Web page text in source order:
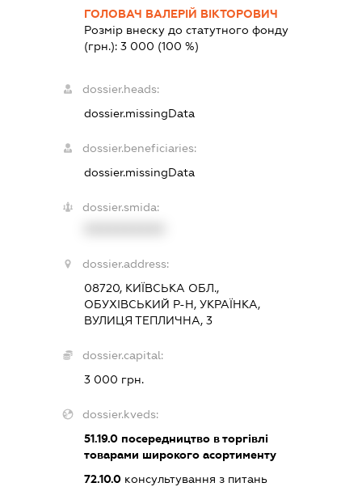
ГОЛОВАЧ ВАЛЕРІЙ ВІКТОРОВИЧ
Розмір внеску до статутного фонду
(грн.):3 000 (100 %)
dossier.heads:
dossier.missingData
dossier.beneficiaries:
dossier.missingData
dossier.smida:
dossier.address:
08720, КИЇВСЬКА ОБЛ.,
ОБУХІВСЬКИЙ Р-Н, УКРАЇНКА,
ВУЛИЦЯ ТЕПЛИЧНА, 3
dossier.capital:
3 000 грн.
dossier.kveds:
51.19.0 посередництво в торгівлі
товарами широкого асортименту
72.10.0 консультування з питань